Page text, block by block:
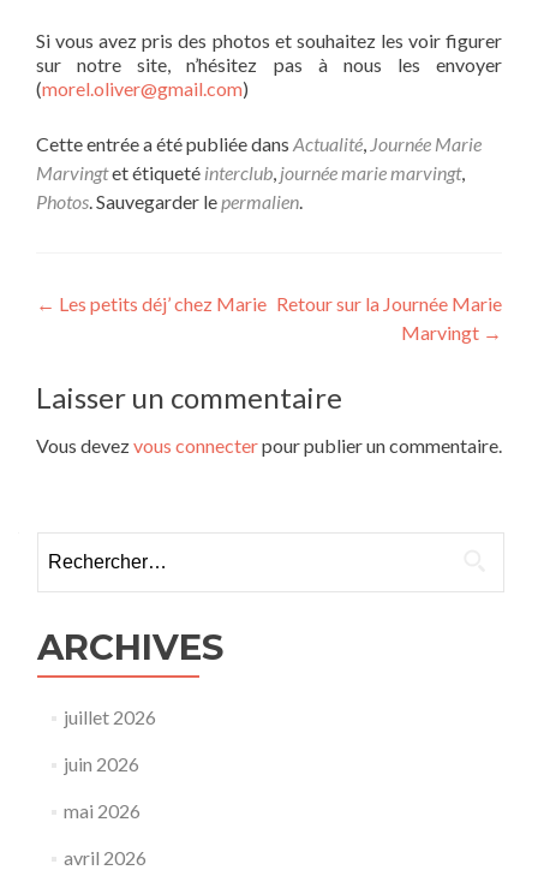
Si vous avez pris des photos et souhaitez les voir figurer
sur notre site, n’hésitez pas à nous les envoyer
(morel.oliver@gmail.com)
Cette entrée a été publiée dans Actualité, Journée Marie
Marvingtet étiqueté interclub, journée marie marvingt,
Photos. Sauvegarder lepermalien.
Navigation
l’article
← Les petits déj’ chez Marie Retour sur la Journée Marie
Marvingt →
Laisser un commentaire
Vous devezvous connecterpour publier un commentaire.
ARCHIVES
juillet 2026
juin 2026
mai 2026
avril 2026